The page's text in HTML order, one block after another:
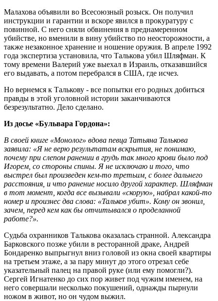
Малахова объявили во Всесоюзный розыск. Он получил
инструкции и гарантии и вскоре явился в прокуратуру с
повинной. С него сняли обвинения в преднамеренном
убийстве, но вменили в вину убийство по неосторожности, а
также незаконное хранение и ношение оружия. В апреле 1992
года экспертиза установила, что Талькова убил Шляфман. К
тому времени Валерий уже выехал в Израиль, отказавшийся
его выдавать, а потом перебрался в США, где исчез.
Но вернемся к Талькову - все попытки его родных добиться
правды в этой уголовной истории заканчиваются
безрезультатно. Дело сделано.
Из досье «Бульвара Гордона»:
В своей книге «Монолог» вдова певца Татьяна Талькова
заявила: «Я не верю результатам вскрытия, не понимаю,
почему при слепом ранении в грудь так много крови было под
Игорем, со стороны спины. Я не исключаю и того, что
выстрел был произведен кем-то третьим, с более дальнего
расстояния, и что ранение носило другой характер. Шляфман
в тот момент, когда все вызывали «скорую», набрал какой-то
номер и произнес два слова: «Тальков убит». Кому он звонил,
зачем, перед кем как бы отчитывался о проделанной
работе?».
Судьба охранников Талькова оказалась странной. Александра
Барковского позже убили в ресторанной драке, Андрей
Бондаренко выпрыгнул вниз головой из окна своей квартиры
на третьем этаже, а за пару минут до этого отрезал себе
указательный палец на правой руке (или ему помогли?).
Сергей Игнатенко до сих пор живет под чужим именем, на
него совершали несколько покушений, однажды пырнули
ножом в живот, но он чудом выжил.